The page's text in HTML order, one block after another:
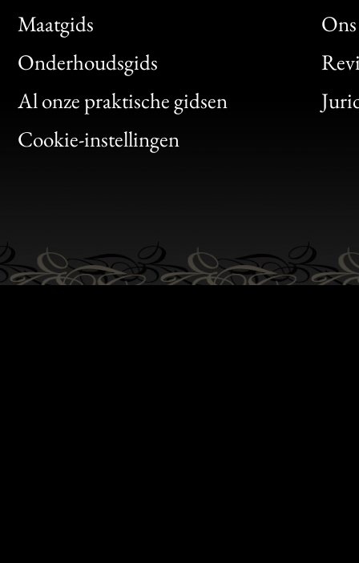
Maatgids
Onderhoudsgids
Al onze praktische gidsen
Cookie-instellingen
Bon
Clic